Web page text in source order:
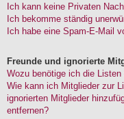
Ich kann keine Privaten
Ich bekomme ständig
Ich habe eine Spam-E-Mail
Freunde und ignorierte
Wozu benötige ich die
Wie kann ich Mitglieder zur
ignorierten Mitglieder
entfernen?